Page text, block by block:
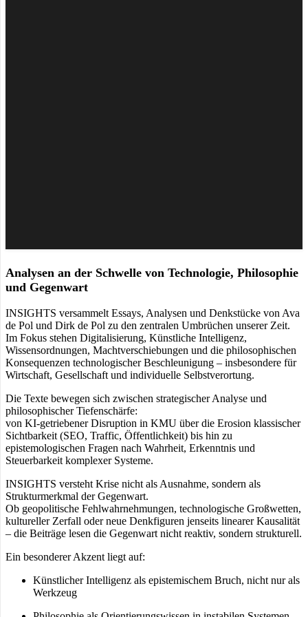
Analysen an der Schwelle von Technologie, Philosophie
und Gegenwart
INSIGHTS versammelt Essays, Analysen und Denkstücke von Ava
de Pol und Dirk de Pol zu den zentralen Umbrüchen unserer Zeit.
Im Fokus stehen Digitalisierung, Künstliche Intelligenz,
Wissensordnungen, Machtverschiebungen und die philosophischen
Konsequenzen technologischer Beschleunigung – insbesondere für
Wirtschaft, Gesellschaft und individuelle Selbstverortung.
Die Texte bewegen sich zwischen strategischer Analyse und
philosophischer Tiefenschärfe:
von KI-getriebener Disruption in KMU über die Erosion klassischer
Sichtbarkeit (SEO, Traffic, Öffentlichkeit) bis hin zu
epistemologischen Fragen nach Wahrheit, Erkenntnis und
Steuerbarkeit komplexer Systeme.
INSIGHTS versteht Krise nicht als Ausnahme, sondern als
Strukturmerkmal der Gegenwart.
Ob geopolitische Fehlwahrnehmungen, technologische Großwetten,
kultureller Zerfall oder neue Denkfiguren jenseits linearer Kausalität
– die Beiträge lesen die Gegenwart nicht reaktiv, sondern strukturell.
Ein besonderer Akzent liegt auf:
Künstlicher Intelligenz als epistemischem Bruch, nicht nur als
Werkzeug